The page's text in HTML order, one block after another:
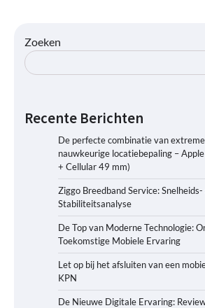
Zoeken
Recente Berichten
De perfecte combinatie van
nauwkeurige locatiebepaling –
+ Cellular 49 mm)
Ziggo Breedband Service: Snelheids-
Stabiliteitsanalyse
De Top van Moderne Technologie:
Toekomstige Mobiele Ervaring
Let op bij het afsluiten van een
KPN
De Nieuwe Digitale Ervaring: